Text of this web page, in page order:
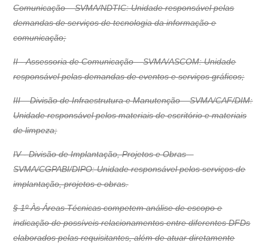
Comunicação – SVMA/NDTIC: Unidade responsável pelas
demandas de serviços de tecnologia da informação e
comunicação;
II - Assessoria de Comunicação – SVMA/ASCOM: Unidade
responsável pelas demandas de eventos e serviços gráficos;
III – Divisão de Infraestrutura e Manutenção – SVMA/CAF/DIM:
Unidade responsável pelos materiais de escritório e materiais
de limpeza;
IV - Divisão de Implantação, Projetos e Obras –
SVMA/CGPABI/DIPO: Unidade responsável pelos serviços de
implantação, projetos e obras.
§ 1º Às Áreas Técnicas competem análise de escopo e
indicação de possíveis relacionamentos entre diferentes DFDs
elaborados pelas requisitantes, além de atuar diretamente